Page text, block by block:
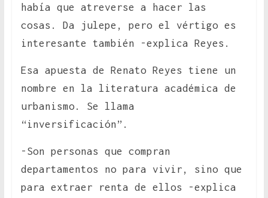
había que atreverse a hacer las
cosas. Da julepe, pero el vértigo es
interesante también -explica Reyes.
Esa apuesta de Renato Reyes tiene un
nombre en la literatura académica de
urbanismo. Se llama
“inversificación”.
-Son personas que compran
departamentos no para vivir, sino que
para extraer renta de ellos -explica